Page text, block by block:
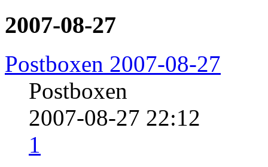
2007-08-27
Postboxen 2007-08-27
Postboxen
2007-08-27 22:12
1